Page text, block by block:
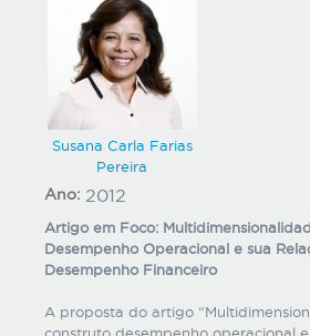
Susana Carla Farias
Pereira
Ano: 2012
Artigo em Foco:
Desempenho Operacional e sua
Desempenho Financeiro
A proposta do artigo
construto desempenho operacional